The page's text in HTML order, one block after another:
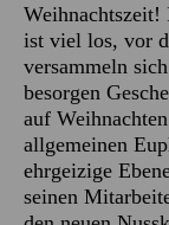
Weihnachtszeit!
ist viel los, vor
versammeln
besorgen
auf
allgemeinen
ehrgeizige
seinen